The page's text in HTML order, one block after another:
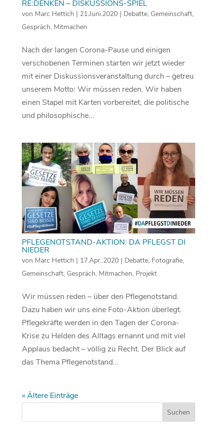
RE:DENKEN – DISKUSSIONS-SPIEL
von Marc Hettich | 21.Juni.2020| Debatte, Gemeinschaft,
Gespräch, Mitmachen
Nach der langen Corona-Pause und einigen
verschobenen Terminen starten wir jetzt wieder
mit einer Diskussionsveranstaltung durch – getreu
unserem Motto: Wir müssen reden. Wir haben
einen Stapel mit Karten vorbereitet, die politische
und philosophische...
PFLEGENOTSTAND-AKTION: DA PFLEGST DI
NIEDER
von Marc Hettich | 17.Apr..2020| Debatte, Fotografie,
Gemeinschaft, Gespräch, Mitmachen, Projekt
Wir müssen reden – über den Pflegenotstand.
Dazu haben wir uns eine Foto-Aktion überlegt.
Pflegekräfte werden in den Tagen der Corona-
Krise zu Helden des Alltags ernannt und mit viel
Applaus bedacht – völlig zu Recht. Der Blick auf
das Thema Pflegenotstand...
« Ältere Einträge